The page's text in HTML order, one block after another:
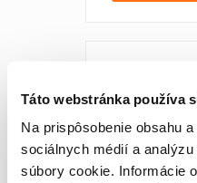
od
Táto webstránka používa
Na prispôsobenie obsahu
sociálnych médií a
súbory cookie. Informácie